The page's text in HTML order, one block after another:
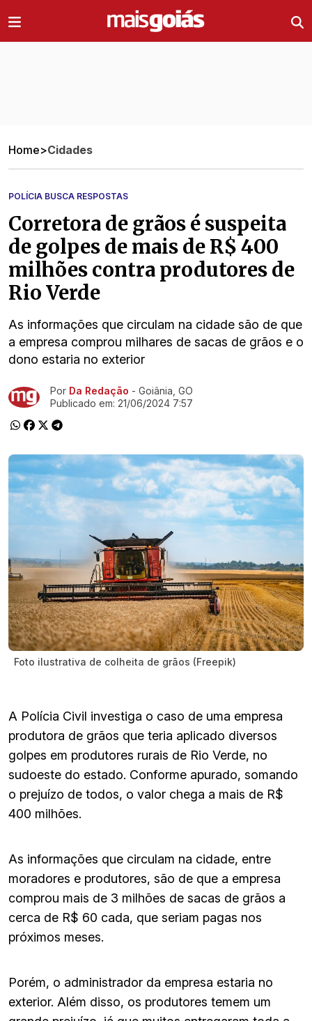
Home>Cidades
POLÍCIA BUSCA RESPOSTAS
Corretora de grãos é suspeita
de golpes de mais de R$ 400
milhões contra produtores de
Rio Verde
As informações que circulam na cidade são de que
a empresa comprou milhares de sacas de grãos e o
dono estaria no exterior
Ir direto pra matéria
Por Da Redação - Goiânia, GO
Publicado em: 21/06/2024 7:57
Foto ilustrativa de colheita de grãos (Freepik)
A Polícia Civil investiga o caso de uma empresa
produtora de grãos que teria aplicado diversos
golpes em produtores rurais de Rio Verde, no
sudoeste do estado. Conforme apurado, somando
o prejuízo de todos, o valor chega a mais de R$
400 milhões.
As informações que circulam na cidade, entre
moradores e produtores, são de que a empresa
comprou mais de 3 milhões de sacas de grãos a
cerca de R$ 60 cada, que seriam pagas nos
próximos meses.
Porém, o administrador da empresa estaria no
exterior. Além disso, os produtores temem um